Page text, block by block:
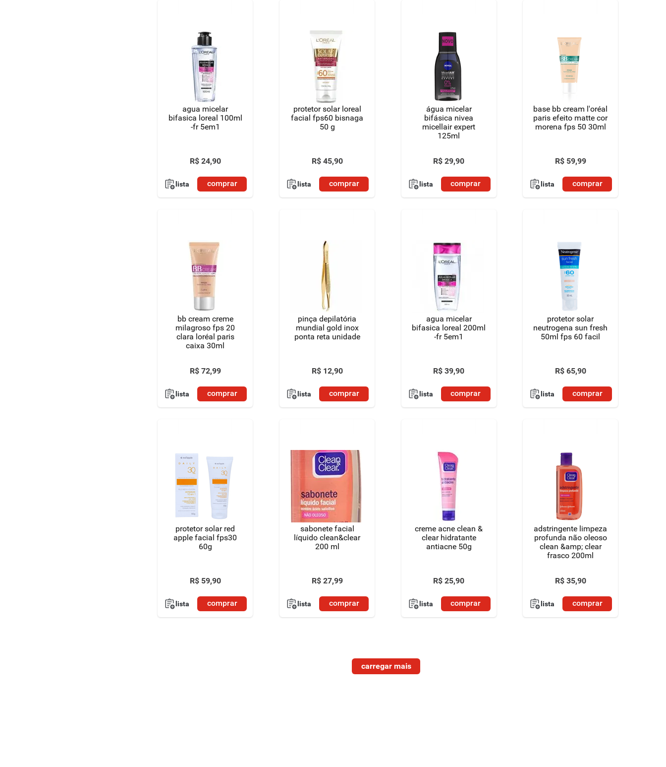
agua micelar
bifasica loreal 100ml
-fr 5em1
R$ 24,90
lista comprar
protetor solar loreal
facial fps60 bisnaga
50 g
R$ 45,90
lista comprar
água micelar
bifásica nivea
micellair expert
125ml
R$ 29,90
lista comprar
base bb cream l'oréal
paris efeito matte cor
morena fps 50 30ml
R$ 59,99
lista comprar
bb cream creme
milagroso fps 20
clara loréal paris
caixa 30ml
R$ 72,99
lista comprar
pinça depilatória
mundial gold inox
ponta reta unidade
R$ 12,90
lista comprar
agua micelar
bifasica loreal 200ml
-fr 5em1
R$ 39,90
lista comprar
protetor solar
neutrogena sun fresh
50ml fps 60 facil
R$ 65,90
lista comprar
protetor solar red
apple facial fps30
60g
R$ 59,90
lista comprar
sabonete facial
líquido clean&clear
200 ml
R$ 27,99
lista comprar
creme acne clean &
clear hidratante
antiacne 50g
R$ 25,90
lista comprar
adstringente limpeza
profunda não oleoso
clean &amp; clear
frasco 200ml
R$ 35,90
lista comprar